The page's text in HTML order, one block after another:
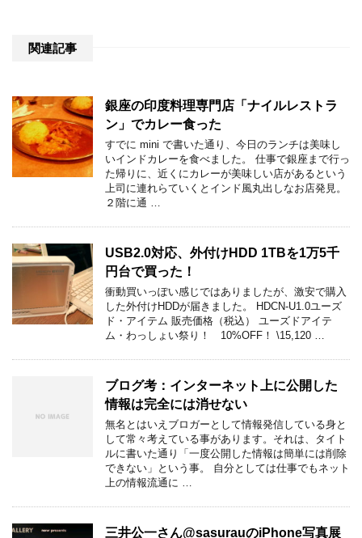
関連記事
銀座の印度料理専門店「ナイルレストラ
ン」でカレー食った
すでに mini で書いた通り、今日のランチは美味し
いインドカレーを食べました。 仕事で銀座まで行っ
た帰りに、近くにカレーが美味しい店があるという
上司に連れらていくとインド風丸出しなお店発見。
２階に通 …
USB2.0対応、外付けHDD 1TBを1万5千
円台で買った！
衝動買いっぽい感じではありましたが、激安で購入
した外付けHDDが届きました。 HDCN-U1.0ユーズ
ド・アイテム 販売価格（税込） ユーズドアイテ
ム・わっしょい祭り！ 10%OFF！ \15,120 …
ブログ考：インターネット上に公開した
情報は完全には消せない
無名とはいえブロガーとして情報発信している身と
して常々考えている事があります。それは、タイト
ルに書いた通り「一度公開した情報は簡単には削除
できない」という事。 自分としては仕事でもネット
上の情報流通に …
三井公一さん@sasurauのiPhone写真展